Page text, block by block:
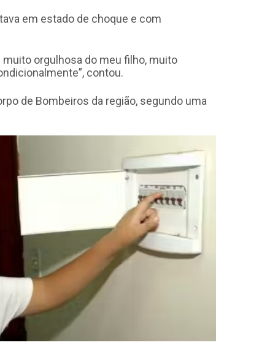
em estado de choque e com
orgulhosa do meu filho, muito
contou.
de Bombeiros da região, segundo uma